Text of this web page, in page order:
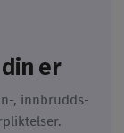
er
, innbrudds-